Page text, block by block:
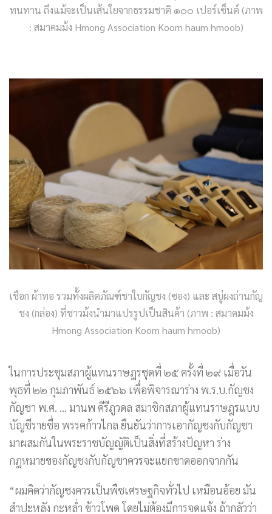
ทนทาน ถึงแม้จะเป็นเส้นใยจากธรรมชาติ ๑๐๐ เปอร์เซ็นต์ (ภาพ
: สมาคมม้ง Hmong Association Koom haum hmoob)
เชือก ผ้าทอ รวมทั้งผลิตภัณฑ์ชาใบกัญชง (ซอง) และ สบู่ผงถ่านกัญ
ชง (กล่อง) ที่ชาวม้งนำมาแปรรูปเป็นสินค้า (ภาพ : สมาคมม้ง
Hmong Association Koom haum hmoob)
ในการประชุมสภาผู้แทนราษฎรชุดที่ ๒๕ ครั้งที่ ๒๙ เมื่อวัน
พุธที่ ๒๒ กุมภาพันธ์ ๒๕๖๖ เพื่อพิจารณาร่าง พ.ร.บ.กัญชง
กัญชา พ.ศ. … มานพ คีรีภูวดล สมาชิกสภาผู้แทนราษฎรแบบ
บัญชีรายชื่อ พรรคก้าวไกล ยืนยันว่าการเอากัญชงกับกัญชา
มาผสมกันในพระราชบัญญัติเป็นสิ่งที่สร้างปัญหา ร่าง
กฎหมายของกัญชงกับกัญชาควรจะแยกขาดออกจากกัน
“ผมคิดว่ากัญชงควรเป็นพืชเศรษฐกิจทั่วไป เหมือนอ้อย มัน
สำปะหลัง กะหล่ำ ข้าวโพด โดยไม่ต้องมีการจดแจ้ง ถ้ากลัวว่า